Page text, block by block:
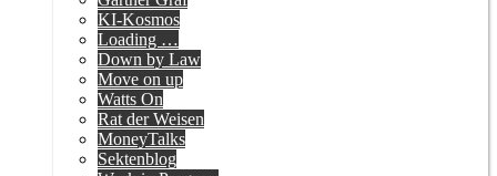
KI-Kosmos
Loading …
Down by Law
Move on up
Watts On
Rat der Weisen
MoneyTalks
Sektenblog